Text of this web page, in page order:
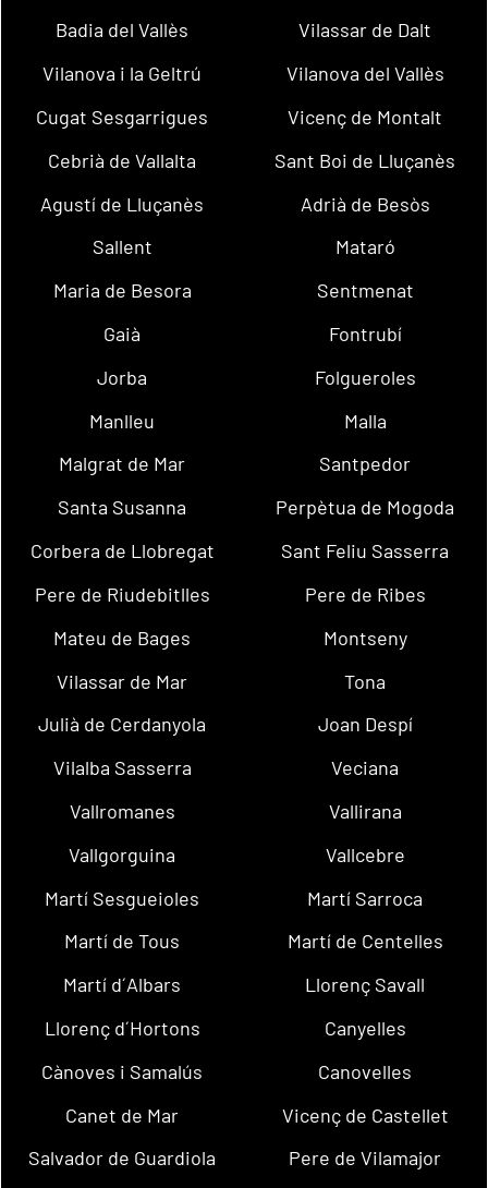
Badia del Vallès
Vilassar de Dalt
Vilanova i la Geltrú
Vilanova del Vallès
Cugat Sesgarrigues
Vicenç de Montalt
Cebrià de Vallalta
Sant Boi de Lluçanès
Agustí de Lluçanès
Adrià de Besòs
Sallent
Mataró
Maria de Besora
Sentmenat
Gaià
Fontrubí
Jorba
Folgueroles
Manlleu
Malla
Malgrat de Mar
Santpedor
Santa Susanna
Perpètua de Mogoda
Corbera de Llobregat
Sant Feliu Sasserra
Pere de Riudebitlles
Pere de Ribes
Mateu de Bages
Montseny
Vilassar de Mar
Tona
Julià de Cerdanyola
Joan Despí
Vilalba Sasserra
Veciana
Vallromanes
Vallirana
Vallgorguina
Vallcebre
Martí Sesgueioles
Martí Sarroca
Martí de Tous
Martí de Centelles
Martí d´Albars
Llorenç Savall
Llorenç d´Hortons
Canyelles
Cànoves i Samalús
Canovelles
Canet de Mar
Vicenç de Castellet
Salvador de Guardiola
Pere de Vilamajor